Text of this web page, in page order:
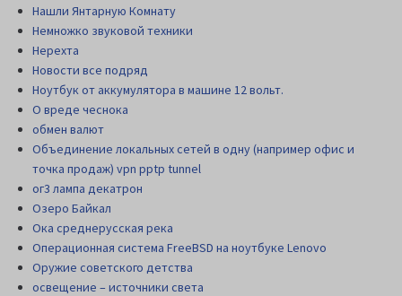
Нашли Янтарную Комнату
Немножко звуковой техники
Нерехта
Новости все подряд
Ноутбук от аккумулятора в машине 12 вольт.
О вреде чеснока
обмен валют
Объединение локальных сетей в одну (например офис и
точка продаж) vpn pptp tunnel
ог3 лампа декатрон
Озеро Байкал
Ока среднерусская река
Операционная система FreeBSD на ноутбуке Lenovo
Оружие советского детства
освещение – источники света